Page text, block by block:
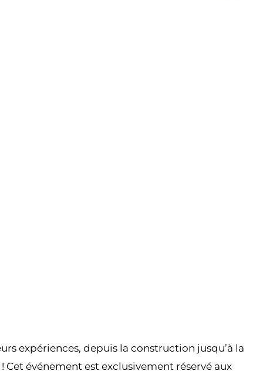
expériences, depuis la construction jusqu’à la
événement est exclusivement réservé aux